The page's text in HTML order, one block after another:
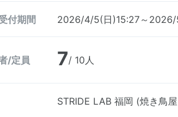
付期間 2026/4/5(日)15:27～
/定員 7/ 10人
STRIDE LAB 福岡 (焼き鳥